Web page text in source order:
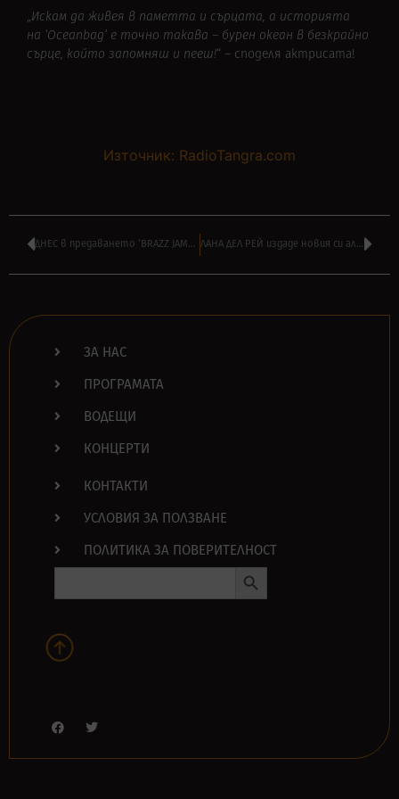
„Искам да живея в паметта и сърцата, а историята
на ‘Оceanbag’ e точно такава – бурен океан в безкрайно
сърце, който запомняш и пееш!“ – споделя актрисата!
Източник: RadioTangra.com
ДНЕС в предаването ‘BRAZZ JAMBOREE’ на ВИЛИ СТОЯНОВ от 14:00 ЛАНА ДЕЛ РЕЙ издаде новия си албум ‘Chemtrails Over the Country Club’
ЗА НАС
ПРОГРАМАТА
ВОДЕЩИ
КОНЦЕРТИ
КОНТАКТИ
УСЛОВИЯ ЗА ПОЛЗВАНЕ
ПОЛИТИКА ЗА ПОВЕРИТЕЛНОСТ
Search
Search Button